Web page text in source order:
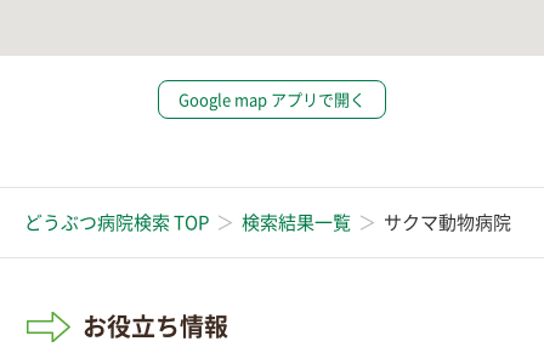
Google map アプリで開く
どうぶつ病院検索 TOP 検索結果一覧 サクマ動物病院
お役立ち情報